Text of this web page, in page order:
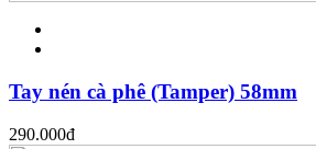
Tay nén cà phê (Tamper) 58mm
290.000đ